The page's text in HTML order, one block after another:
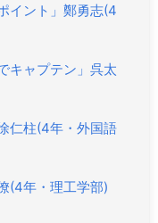
イント」鄭勇志(4
ャプテン」呉太
仁柱(4年・外国語
(4年・理工学部)